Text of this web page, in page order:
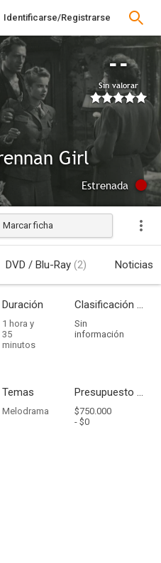
Identificarse/Registrarse
--
Sin valorar
Girl
Estrenada
Marcar ficha
DVD / Blu-Ray (2) Noticias
Duración
1 hora y
35
minutos
Clasificación por edades
Sin
información
Temas
Melodrama
Presupuesto - Ingresos
$750.000
- $0